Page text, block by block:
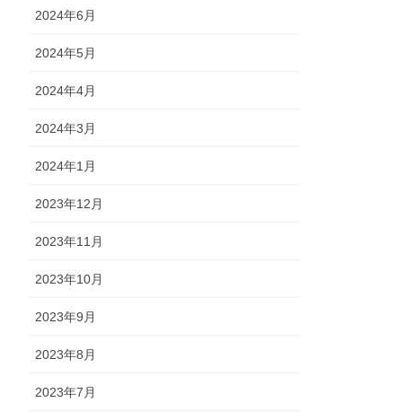
2024年6月
2024年5月
2024年4月
2024年3月
2024年1月
2023年12月
2023年11月
2023年10月
2023年9月
2023年8月
2023年7月